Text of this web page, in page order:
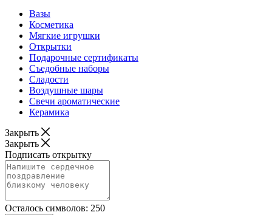
Вазы
Косметика
Мягкие игрушки
Открытки
Подарочные сертификаты
Съедобные наборы
Сладости
Воздушные шары
Свечи ароматические
Керамика
Закрыть
Закрыть
Подписать открытку
Осталось символов: 250